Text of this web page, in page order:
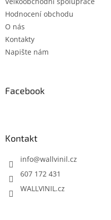
Hodnocení obchodu
O nás
Kontakty
Napište nám
Facebook
Kontakt
info@wallvinil.cz
607 172 431
WALLVINIL.cz